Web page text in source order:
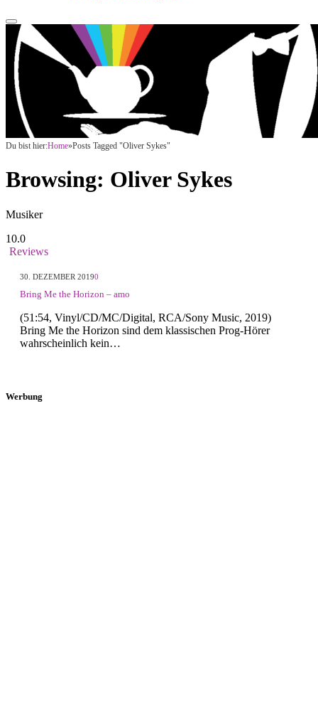
Du bist hier:Home»Posts Tagged "Oliver Sykes"
Browsing: Oliver Sykes
Musiker
10.0
Reviews
30. DEZEMBER 20190
Bring Me the Horizon – amo
(51:54, Vinyl/CD/MC/Digital, RCA/Sony Music, 2019)
Bring Me the Horizon sind dem klassischen Prog-Hörer
wahrscheinlich kein…
Werbung